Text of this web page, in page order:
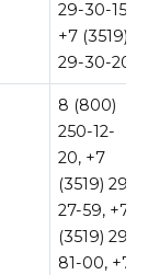
29-30-15,
+7 (3519)
29-30-20
8 (800)
250-12-
20, +7
(3519) 29-
27-59, +7
(3519) 29-
81-00, +7